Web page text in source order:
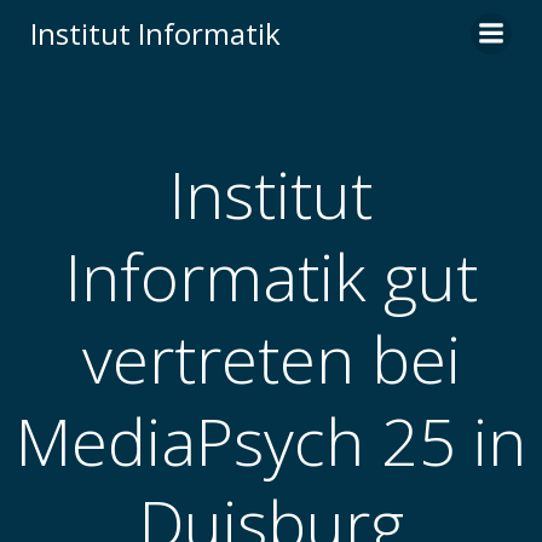
Institut Informatik
Institut
Informatik gut
vertreten bei
MediaPsych 25 in
Duisburg